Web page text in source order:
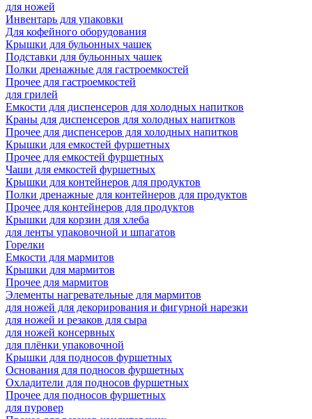
для ножей
Инвентарь для упаковки
Для кофейного оборудования
Крышки для бульонных чашек
Подставки для бульонных чашек
Полки дренажные для гастроемкостей
Прочее для гастроемкостей
для грилей
Емкости для диспенсеров для холодных напитков
Краны для диспенсеров для холодных напитков
Прочее для диспенсеров для холодных напитков
Крышки для емкостей фуршетных
Прочее для емкостей фуршетных
Чаши для емкостей фуршетных
Крышки для контейнеров для продуктов
Полки дренажные для контейнеров для продуктов
Прочее для контейнеров для продуктов
Крышки для корзин для хлеба
для ленты упаковочной и шпагатов
Горелки
Емкости для мармитов
Крышки для мармитов
Прочее для мармитов
Элементы нагревательные для мармитов
для ножей для декорирования и фигурной нарезки
для ножей и резаков для сыра
для ножей консервных
для плёнки упаковочной
Крышки для подносов фуршетных
Основания для подносов фуршетных
Охладители для подносов фуршетных
Прочее для подносов фуршетных
для пуровер